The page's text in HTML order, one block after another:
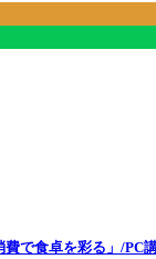
で食卓を彩る」/PC